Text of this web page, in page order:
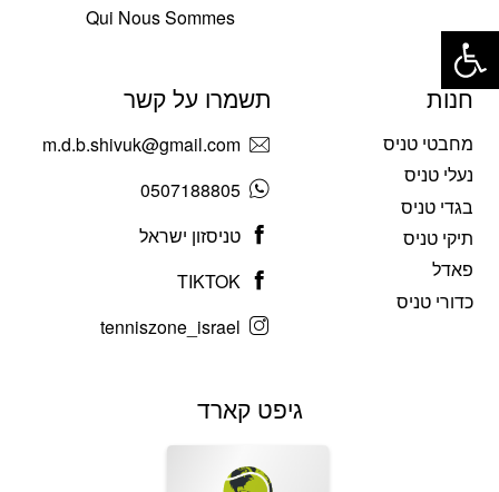
Qui Nous Sommes
חנות
מחבטי טניס
נעלי טניס
בגדי טניס
תיקי טניס
פאדל
כדורי טניס
תשמרו על קשר
m.d.b.shivuk@gmail.com
0507188805
טניסזון ישראל
TIKTOK
tenniszone_israel
גיפט קארד
פתח סרגל נגישות